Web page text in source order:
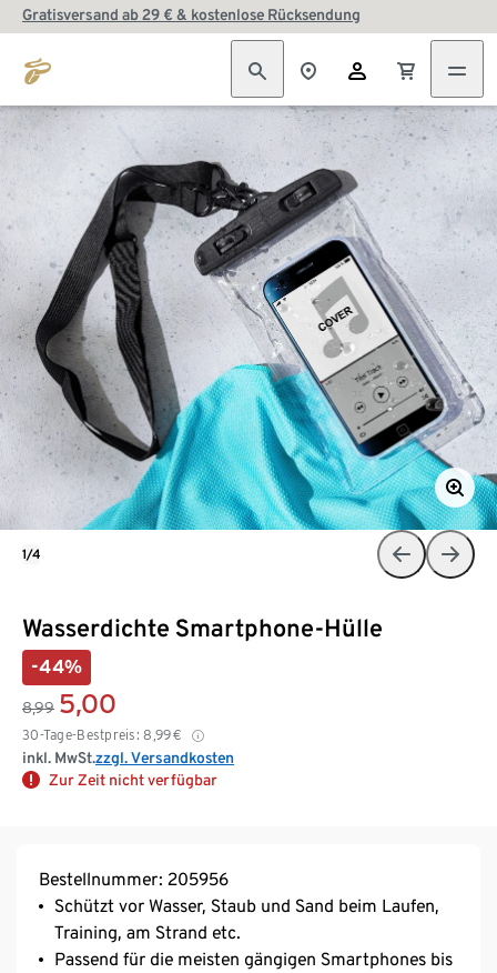
Gratisversand ab 29 € & kostenlose Rücksendung
Wasserdichte Smartphone-Hülle
-44%
8,99 5,00
30-Tage-Bestpreis: 8,99€
inkl. MwSt.zzgl. Versandkosten
Zur Zeit nicht verfügbar
1/4
Bestellnummer: 205956
Schützt vor Wasser, Staub und Sand beim Laufen,
Training, am Strand etc.
Passend für die meisten gängigen Smartphones bis